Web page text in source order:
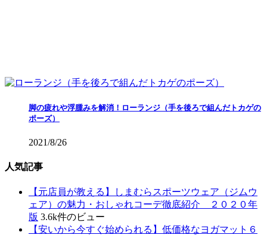
脚の疲れや浮腫みを解消！ローランジ（手を後ろで組んだトカゲの
ポーズ）
2021/8/26
人気記事
【元店員が教える︎】しまむらスポーツウェア（ジムウ
ェア）の魅力・おしゃれコーデ徹底紹介 ２０２０年
版 3.6k件のビュー
【安いから今すぐ始められる】低価格なヨガマット６